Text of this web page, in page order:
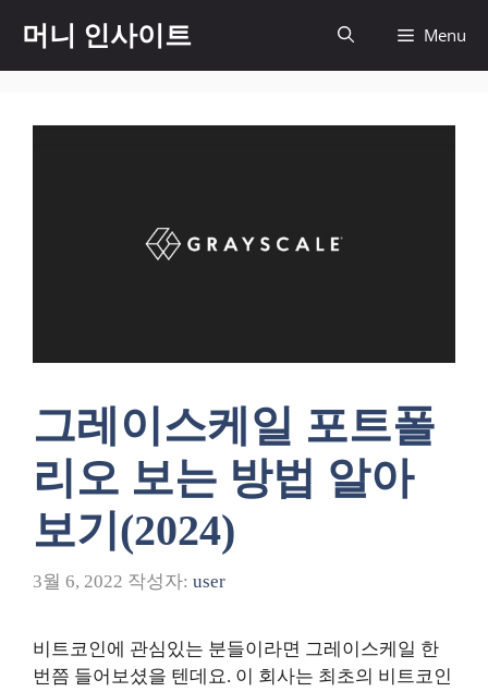
츠
머니 인사이트 Menu
그레이스케일 포트폴
리오 보는 방법 알아
보기(2024)
3월 6, 2022 작성자: user
비트코인에 관심있는 분들이라면 그레이스케일 한
번쯤 들어보셨을 텐데요. 이 회사는 최초의 비트코인